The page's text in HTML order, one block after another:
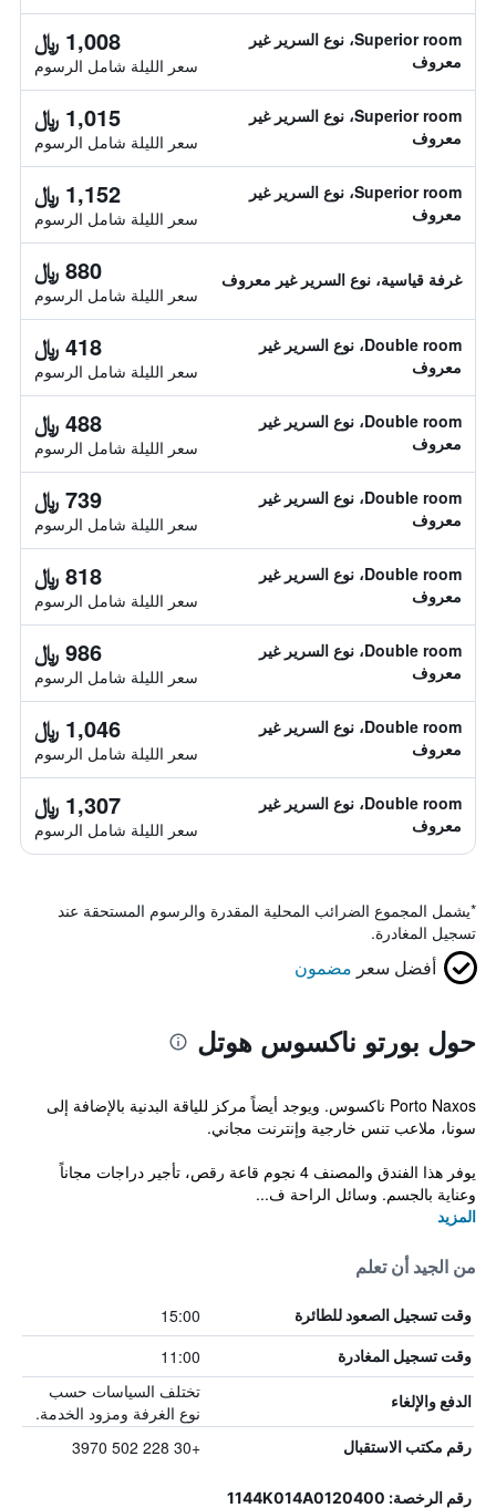
Superior room، نوع السرير غير
معروف
1,008 ﷼
سعر الليلة شامل الرسوم
Superior room، نوع السرير غير
معروف
1,015 ﷼
سعر الليلة شامل الرسوم
Superior room، نوع السرير غير
معروف
1,152 ﷼
سعر الليلة شامل الرسوم
غرفة قياسية، نوع السرير غير معروف 880 ﷼
سعر الليلة شامل الرسوم
Double room، نوع السرير غير
معروف
418 ﷼
سعر الليلة شامل الرسوم
Double room، نوع السرير غير
معروف
488 ﷼
سعر الليلة شامل الرسوم
Double room، نوع السرير غير
معروف
739 ﷼
سعر الليلة شامل الرسوم
Double room، نوع السرير غير
معروف
818 ﷼
سعر الليلة شامل الرسوم
Double room، نوع السرير غير
معروف
986 ﷼
سعر الليلة شامل الرسوم
Double room، نوع السرير غير
معروف
1,046 ﷼
سعر الليلة شامل الرسوم
Double room، نوع السرير غير
معروف
1,307 ﷼
سعر الليلة شامل الرسوم
*يشمل المجموع الضرائب المحلية المقدرة والرسوم المستحقة عند
تسجيل المغادرة.
أفضل سعر مضمون
حول بورتو ناكسوس هوتل
Porto Naxos ناكسوس. ويوجد أيضاً مركز للياقة البدنية بالإضافة إلى
سونا، ملاعب تنس خارجية وإنترنت مجاني.
يوفر هذا الفندق والمصنف 4 نجوم قاعة رقص، تأجير دراجات مجاناً
وعناية بالجسم. وسائل الراحة ف...
المزيد
من الجيد أن تعلم
وقت تسجيل الصعود للطائرة 15:00
وقت تسجيل المغادرة 11:00
الدفع والإلغاء
تختلف السياسات حسب
نوع الغرفة ومزود الخدمة.
رقم مكتب الاستقبال +30 228 502 3970
رقم الرخصة: 1144Κ014Α0120400